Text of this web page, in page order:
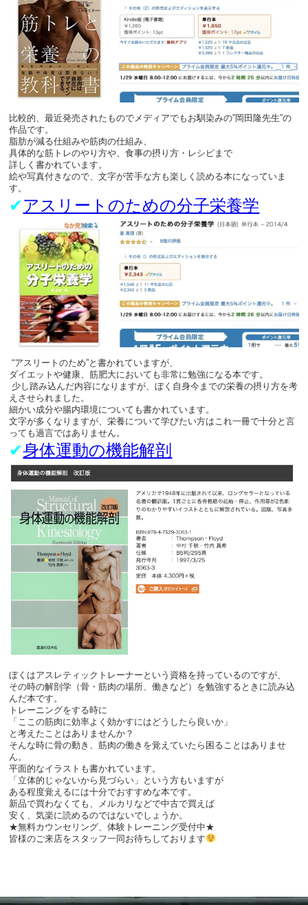
比較的、最近発売されたものでメディアでもお馴染みの”岡田隆先生”の
作品です。
脂肪が減る仕組みや筋肉の仕組み、
具体的な筋トレのやり方や、食事の摂り方・レシピまで
詳しく書かれています。
絵や写真付きなので、文字が苦手な方も楽しく読める本になっていま
す。
✔︎アスリートのための分子栄養学
“アスリートのため”と書かれていますが、
ダイエットや健康、筋肥大においても非常に勉強になる本です。
少し踏み込んだ内容になりますが、ぼく自身今までの栄養の摂り方を考
えさせられました。
細かい成分や腸内環境についても書かれています。
文字が多くなりますが、栄養について学びたい方はこれ一冊で十分と言
っても過言ではありません。
✔︎身体運動の機能解剖
ぼくはアスレティックトレーナーという資格を持っているのですが、
その時の解剖学（骨・筋肉の場所、働きなど）を勉強するときに読み込
んだ本です。
トレーニングをする時に
「ここの筋肉に効率よく効かすにはどうしたら良いか」
と考えたことはありませんか？
そんな時に骨の動き、筋肉の働きを覚えていたら困ることはありませ
ん。
平面的なイラストも書かれています。
「立体的じゃないから見づらい」という方もいますが
ある程度覚えるには十分でおすすめな本です。
新品で買わなくても、メルカリなどで中古で買えば
安く、気楽に読めるのではないでしょうか。
★無料カウンセリング、体験トレーニング受付中★
皆様のご来店をスタッフ一同お待ちしております